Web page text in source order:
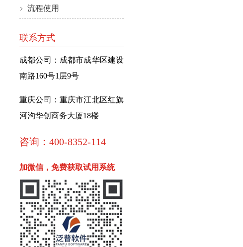
流程使用
联系方式
成都公司：成都市成华区建设
南路160号1层9号
重庆公司：重庆市江北区红旗
河沟华创商务大厦18楼
咨询：400-8352-114
加微信，免费获取试用系统